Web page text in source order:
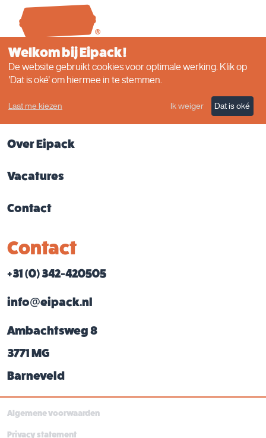
Quicklinks
Producten
Over Eipack
Vacatures
Contact
Contact
+31 (0) 342-420505
info@eipack.nl
Ambachtsweg 8
3771 MG
Barneveld
Algemene voorwaarden
Privacy statement
Welkom bij Eipack!
De website gebruikt cookies voor optimale werking. Klik op
'Dat is oké' om hiermee in te stemmen.
Laat me kiezen Ik weiger Dat is oké